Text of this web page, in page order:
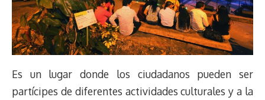
Es un lugar donde los ciudadanos pueden ser
partícipes de diferentes actividades culturales y a la